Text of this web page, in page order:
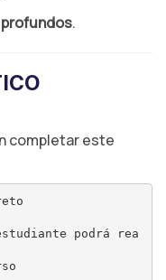
.
completar este
podrá rea